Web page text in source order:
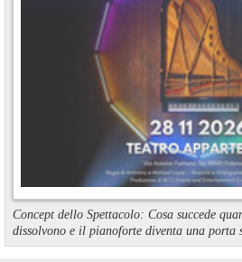
Concept dello Spettacolo: Cosa succede
dissolvono e il pianoforte diventa una porta